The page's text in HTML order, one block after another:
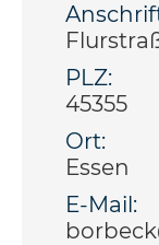
PLZ:
45355
Ort:
Essen
E-Mail: